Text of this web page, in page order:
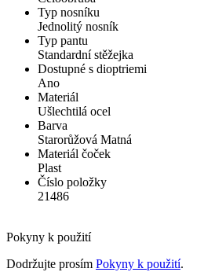
Typ nosníku
Jednolitý nosník
Typ pantu
Standardní stěžejka
Dostupné s dioptriemi
Ano
Materiál
Ušlechtilá ocel
Barva
Starorůžová Matná
Materiál čoček
Plast
Číslo položky
21486
Pokyny k použití
Dodržujte prosím Pokyny k použití.